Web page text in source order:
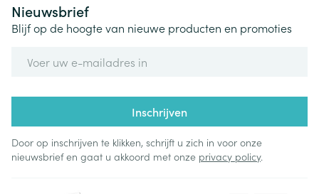
Nieuwsbrief
Blijf op de hoogte van nieuwe producten en promoties
Inschrijven
Door op inschrijven te klikken, schrijft u zich in voor onze
nieuwsbrief en gaat u akkoord met onze privacy policy.